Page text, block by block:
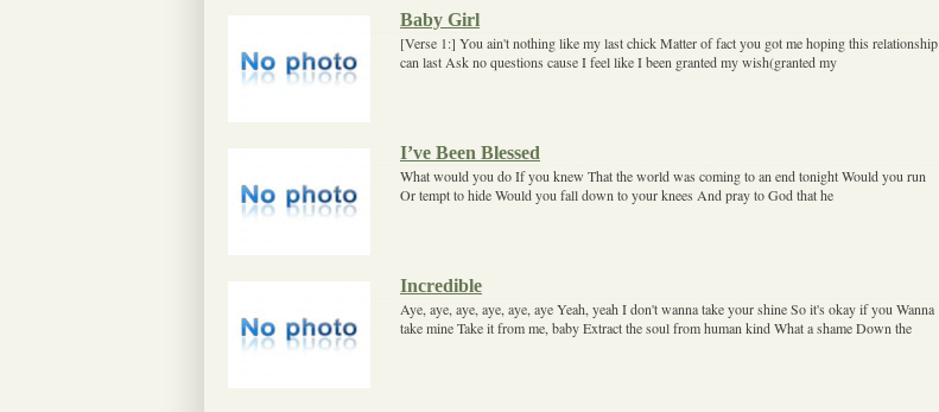
Baby Girl
[Verse 1:] You ain't nothing like my last chick Matter of fact you got me hoping this relationship
can last Ask no questions cause I feel like I been granted my wish(granted my
I’ve Been Blessed
What would you do If you knew That the world was coming to an end tonight Would you run
Or tempt to hide Would you fall down to your knees And pray to God that he
Incredible
Aye, aye, aye, aye, aye, aye Yeah, yeah I don't wanna take your shine So it's okay if you Wanna
take mine Take it from me, baby Extract the soul from human kind What a shame Down the